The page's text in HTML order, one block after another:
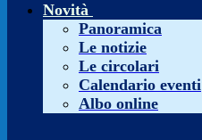
Novità
Panoramica
Le notizie
Le circolari
Calendario eventi
Albo online